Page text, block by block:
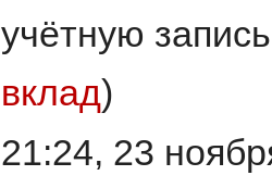
учётную
вклад)
21:24, 23